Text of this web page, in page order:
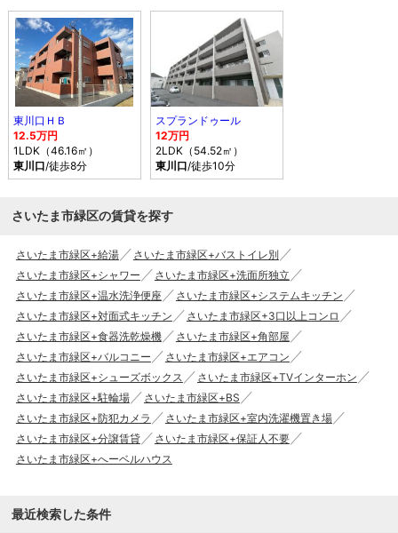
東川口ＨＢ
12.5万円
1LDK（46.16㎡）
東川口/徒歩8分
スプランドゥール
12万円
2LDK（54.52㎡）
東川口/徒歩10分
さいたま市緑区の賃貸を探す
さいたま市緑区+給湯
さいたま市緑区+バストイレ別
さいたま市緑区+シャワー
さいたま市緑区+洗面所独立
さいたま市緑区+温水洗浄便座
さいたま市緑区+システムキッチン
さいたま市緑区+対面式キッチン
さいたま市緑区+3口以上コンロ
さいたま市緑区+食器洗乾燥機
さいたま市緑区+角部屋
さいたま市緑区+バルコニー
さいたま市緑区+エアコン
さいたま市緑区+シューズボックス
さいたま市緑区+TVインターホン
さいたま市緑区+駐輪場
さいたま市緑区+BS
さいたま市緑区+防犯カメラ
さいたま市緑区+室内洗濯機置き場
さいたま市緑区+分譲賃貸
さいたま市緑区+保証人不要
さいたま市緑区+へーベルハウス
最近検索した条件